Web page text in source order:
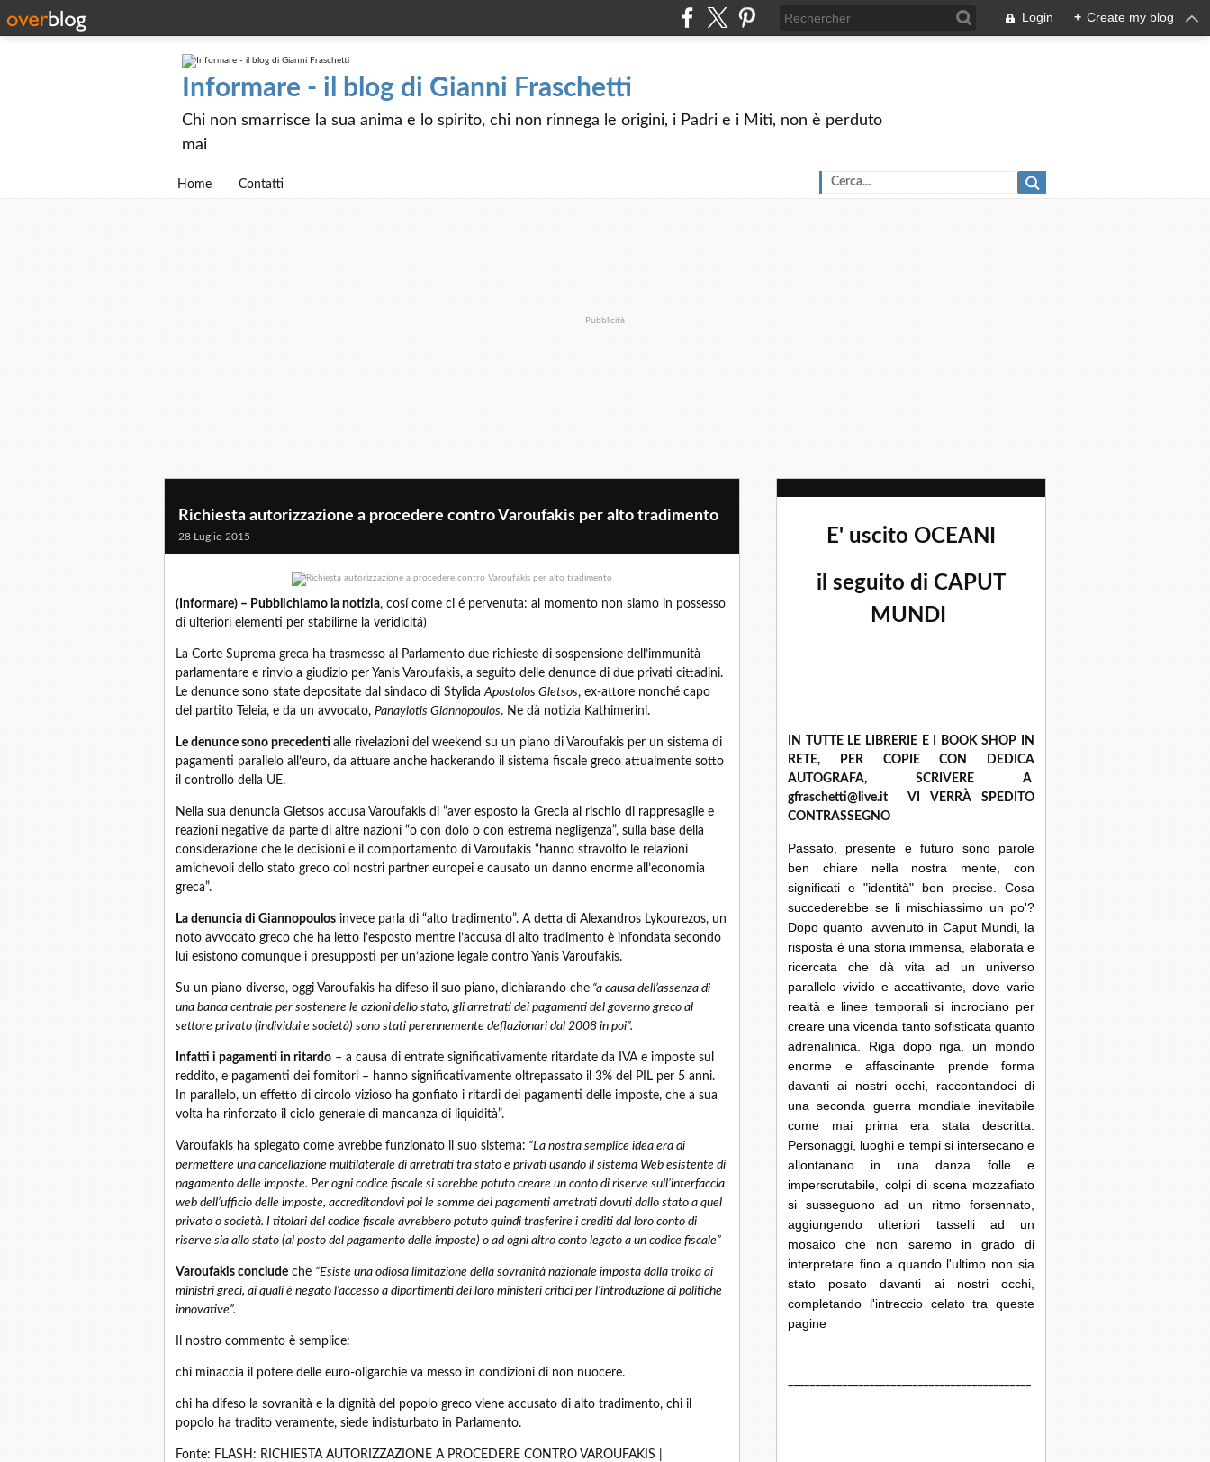
Login + Create my blog
Informare - il blog di Gianni Fraschetti
Chi non smarrisce la sua anima e lo spirito, chi non rinnega le origini, i Padri e i Miti, non è perduto
mai
Home Contatti
Pubblicità
Richiesta autorizzazione a procedere contro Varoufakis per alto tradimento
28 Luglio 2015
(Informare) – Pubblichiamo la notizia, cosí come ci é pervenuta: al momento non siamo in possesso
di ulteriori elementi per stabilirne la veridicitá)
La Corte Suprema greca ha trasmesso al Parlamento due richieste di sospensione dell’immunità
parlamentare e rinvio a giudizio per Yanis Varoufakis, a seguito delle denunce di due privati cittadini.
Le denunce sono state depositate dal sindaco di StylidaApostolos Gletsos, ex-attore nonché capo
del partito Teleia, e da un avvocato, Panayiotis Giannopoulos. Ne dà notizia Kathimerini.
Le denunce sono precedenti alle rivelazioni del weekend su un piano di Varoufakis per un sistema di
pagamenti parallelo all’euro, da attuare anche hackerando il sistema fiscale greco attualmente sotto
il controllo della UE.
Nella sua denuncia Gletsos accusa Varoufakis di “aver esposto la Grecia al rischio di rappresaglie e
reazioni negative da parte di altre nazioni “o con dolo o con estrema negligenza”, sulla base della
considerazione che le decisioni e il comportamento di Varoufakis “hanno stravolto le relazioni
amichevoli dello stato greco coi nostri partner europei e causato un danno enorme all’economia
greca”.
La denuncia di Giannopoulos invece parla di “alto tradimento”. A detta di Alexandros Lykourezos, un
noto avvocato greco che ha letto l’esposto mentre l’accusa di alto tradimento è infondata secondo
lui esistono comunque i presupposti per un’azione legale contro Yanis Varoufakis.
Su un piano diverso, oggi Varoufakis ha difeso il suo piano, dichiarando che “a causa dell’assenza di
una banca centrale per sostenere le azioni dello stato, gli arretrati dei pagamenti del governo greco al
settore privato (individui e società) sono stati perennemente deflazionari dal 2008 in poi”.
Infatti i pagamenti in ritardo – a causa di entrate significativamente ritardate da IVA e imposte sul
reddito, e pagamenti dei fornitori – hanno significativamente oltrepassato il 3% del PIL per 5 anni.
In parallelo, un effetto di circolo vizioso ha gonfiato i ritardi dei pagamenti delle imposte, che a sua
volta ha rinforzato il ciclo generale di mancanza di liquidità”.
Varoufakis ha spiegato come avrebbe funzionato il suo sistema: “La nostra semplice idea era di
permettere una cancellazione multilaterale di arretrati tra stato e privati usando il sistema Web esistente di
pagamento delle imposte. Per ogni codice fiscale si sarebbe potuto creare un conto di riserve sull’interfaccia
web dell’ufficio delle imposte, accreditandovi poi le somme dei pagamenti arretrati dovuti dallo stato a quel
privato o società. I titolari del codice fiscale avrebbero potuto quindi trasferire i crediti dal loro conto di
riserve sia allo stato (al posto del pagamento delle imposte) o ad ogni altro conto legato a un codice fiscale”
Varoufakis conclude che “Esiste una odiosa limitazione della sovranità nazionale imposta dalla troika ai
ministri greci, ai quali è negato l’accesso a dipartimenti dei loro ministeri critici per l’introduzione di politiche
innovative”.
Il nostro commento è semplice:
chi minaccia il potere delle euro-oligarchie va messo in condizioni di non nuocere.
chi ha difeso la sovranità e la dignità del popolo greco viene accusato di alto tradimento, chi il
popolo ha tradito veramente, siede indisturbato in Parlamento.
Fonte: FLASH: RICHIESTA AUTORIZZAZIONE A PROCEDERE CONTRO VAROUFAKIS |
E' uscito OCEANI
il seguito di CAPUT
MUNDI
IN TUTTE LE LIBRERIE E I BOOK SHOP IN
RETE, PER COPIE CON DEDICA
AUTOGRAFA, SCRIVERE A
gfraschetti@live.it VI VERRÀ SPEDITO
CONTRASSEGNO
Passato, presente e futuro sono parole
ben chiare nella nostra mente, con
significati e "identità" ben precise. Cosa
succederebbe se li mischiassimo un po'?
Dopo quanto avvenuto in Caput Mundi, la
risposta è una storia immensa, elaborata e
ricercata che dà vita ad un universo
parallelo vivido e accattivante, dove varie
realtà e linee temporali si incrociano per
creare una vicenda tanto sofisticata quanto
adrenalinica. Riga dopo riga, un mondo
enorme e affascinante prende forma
davanti ai nostri occhi, raccontandoci di
una seconda guerra mondiale inevitabile
come mai prima era stata descritta.
Personaggi, luoghi e tempi si intersecano e
allontanano in una danza folle e
imperscrutabile, colpi di scena mozzafiato
si susseguono ad un ritmo forsennato,
aggiungendo ulteriori tasselli ad un
mosaico che non saremo in grado di
interpretare fino a quando l'ultimo non sia
stato posato davanti ai nostri occhi,
completando l'intreccio celato tra queste
pagine